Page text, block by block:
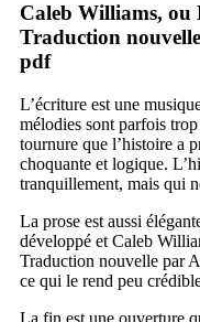
Caleb Williams, ou
Traduction
pdf
L’écriture est une
mélodies sont parfois
tournure que l’histoire a
choquante et logique.
tranquillement, mais qui
La prose est aussi
développé et Caleb
Traduction nouvelle par
ce qui le rend peu
La fin est une ouverture